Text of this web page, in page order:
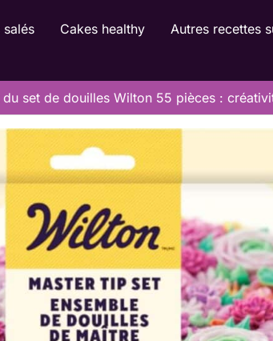
salés Cakes healthy Autres recettes
du set de douilles Wilton 55 pièces :